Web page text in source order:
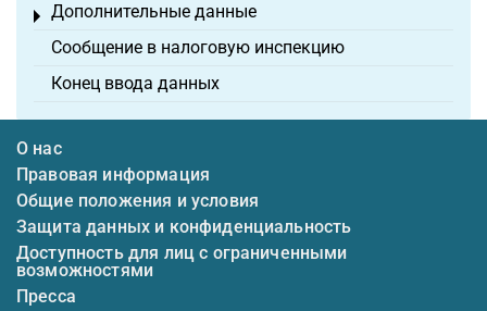
Дополнительные данные
Toggle menu
Сообщение в налоговую инспекцию
Конец ввода данных
О нас
Правовая информация
Общие положения и условия
Защита данных и конфиденциальность
Доступность для лиц с ограниченными
возможностями
Пресса